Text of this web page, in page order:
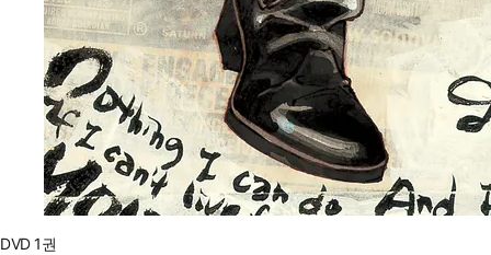
DVD 1권